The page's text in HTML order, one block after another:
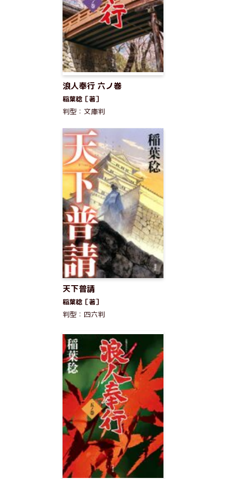
浪人奉行 六ノ巻
稲葉稔［著］
判型：文庫判
天下普請
稲葉稔［著］
判型：四六判